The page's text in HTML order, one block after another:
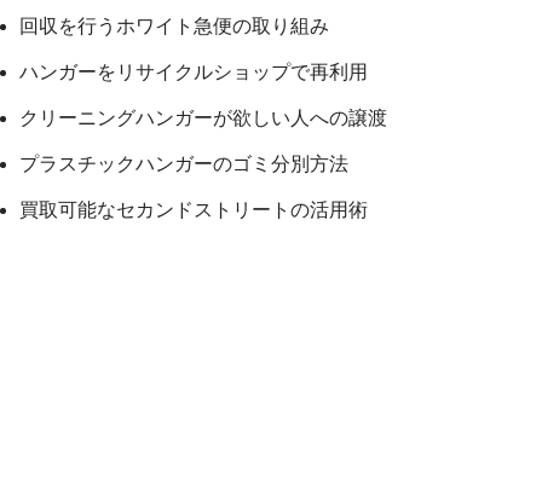
回収を行うホワイト急便の取り組み
ハンガーをリサイクルショップで再利用
クリーニングハンガーが欲しい人への譲渡
プラスチックハンガーのゴミ分別方法
買取可能なセカンドストリートの活用術